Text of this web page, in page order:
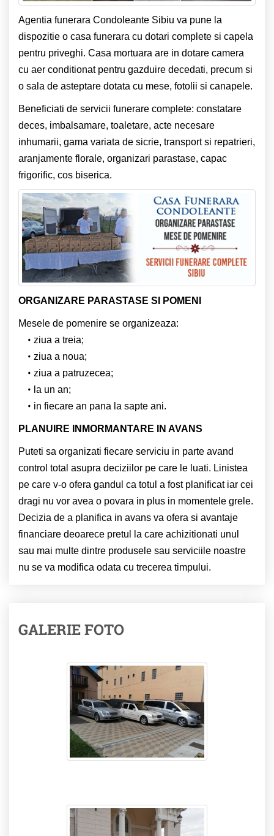
Agentia funerara Condoleante Sibiu va pune la
dispozitie o casa funerara cu dotari complete si capela
pentru priveghi. Casa mortuara are in dotare camera
cu aer conditionat pentru gazduire decedati, precum si
o sala de asteptare dotata cu mese, fotolii si canapele.
Beneficiati de servicii funerare complete: constatare
deces, imbalsamare, toaletare, acte necesare
inhumarii, gama variata de sicrie, transport si repatrieri,
aranjamente florale, organizari parastase, capac
frigorific, cos biserica.
ORGANIZARE PARASTASE SI POMENI
Mesele de pomenire se organizeaza:
ziua a treia;
ziua a noua;
ziua a patruzecea;
la un an;
in fiecare an pana la sapte ani.
PLANUIRE INMORMANTARE IN AVANS
Puteti sa organizati fiecare serviciu in parte avand
control total asupra deciziilor pe care le luati. Linistea
pe care v-o ofera gandul ca totul a fost planificat iar cei
dragi nu vor avea o povara in plus in momentele grele.
Decizia de a planifica in avans va ofera si avantaje
financiare deoarece pretul la care achizitionati unul
sau mai multe dintre produsele sau serviciile noastre
nu se va modifica odata cu trecerea timpului.
GALERIE FOTO